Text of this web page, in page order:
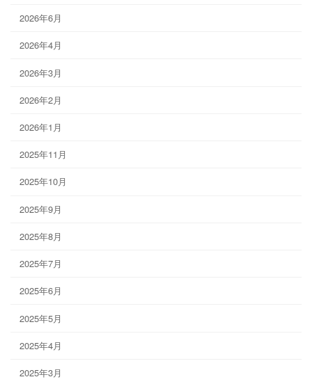
2026年6月
2026年4月
2026年3月
2026年2月
2026年1月
2025年11月
2025年10月
2025年9月
2025年8月
2025年7月
2025年6月
2025年5月
2025年4月
2025年3月